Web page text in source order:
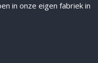
in onze eigen fabriek in